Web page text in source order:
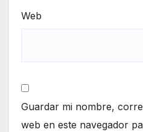
Web
Guardar mi nombre,
web en este navegador